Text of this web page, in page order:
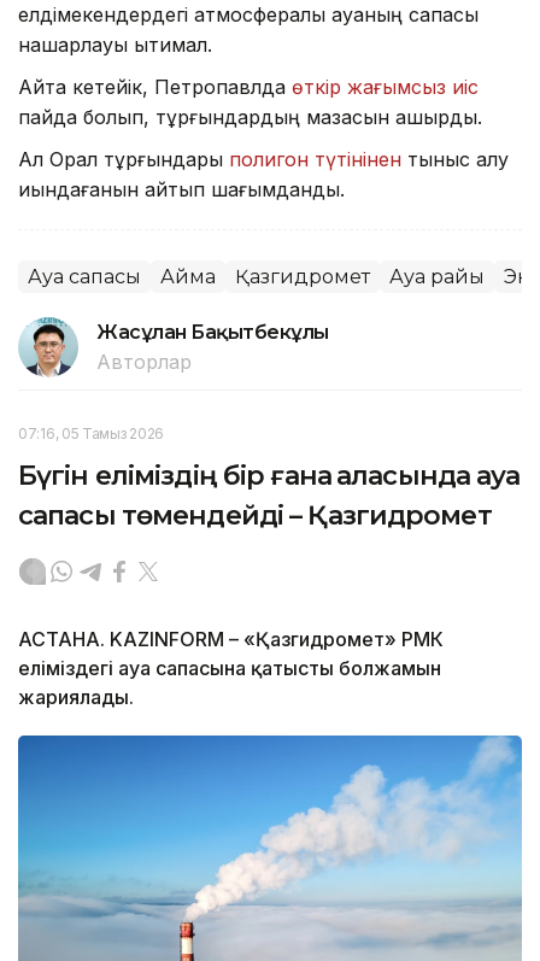
елдімекендердегі атмосфералық ауаның сапасы
нашарлауы ықтимал.
Айта кетейік, Петропавлда өткір жағымсыз иіс
пайда болып, тұрғындардың мазасын қашырды.
Ал Орал тұрғындары полигон түтінінен тыныс алу
қиындағанын айтып шағымданды.
Ауа сапасы Аймақ Қазгидромет Ауа райы
Жасұлан Бақытбекұлы
Авторлар
07:16, 05 Тамыз 2026
Бүгін еліміздің бір ғана қаласында ауа
сапасы төмендейді – Қазгидромет
АСТАНА. KAZINFORM – «Қазгидромет» РМК
еліміздегі ауа сапасына қатысты болжамын
жариялады.